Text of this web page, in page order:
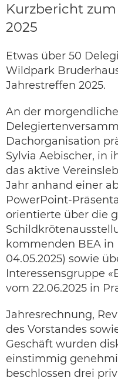
Kurzbericht zum
2025
Etwas über 50
Wildpark
Jahrestreffen 2025.
An der
Dachorganisation
Sylvia Aebischer, in
das aktive
Jahr anhand einer
PowerPoint-
orientierte über die
kommenden BEA in
04.05.2025) sowie
Interessensgruppe
vom 22.06.2025 in
Jahresrechnung,
des Vorstandes
Geschäft wurden
einstimmig
beschlossen drei